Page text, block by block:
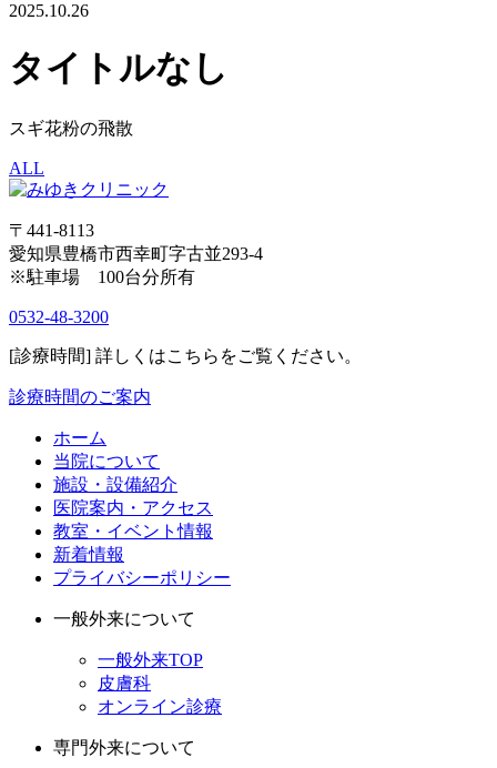
2025.10.26
タイトルなし
スギ花粉の飛散
ALL
〒441-8113
愛知県豊橋市西幸町字古並293-4
※駐車場 100台分所有
0532-48-3200
[診療時間] 詳しくはこちらをご覧ください。
診療時間のご案内
ホーム
当院について
施設・設備紹介
医院案内・アクセス
教室・イベント情報
新着情報
プライバシーポリシー
一般外来について
一般外来TOP
皮膚科
オンライン診療
専門外来について